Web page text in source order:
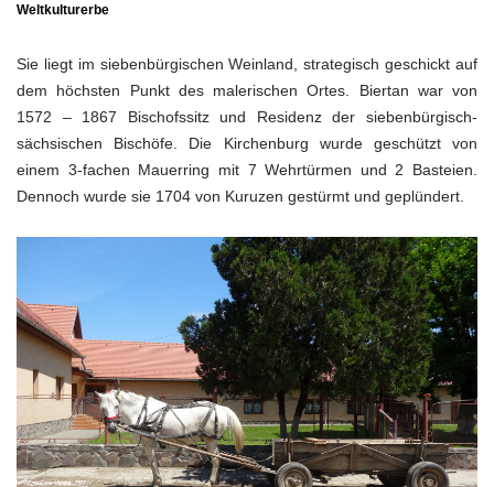
Weltkulturerbe
Sie liegt im siebenbürgischen Weinland, strategisch geschickt auf
dem höchsten Punkt des malerischen Ortes. Biertan war von
1572 – 1867 Bischofssitz und Residenz der siebenbürgisch-
sächsischen Bischöfe. Die Kirchenburg wurde geschützt von
einem 3-fachen Mauerring mit 7 Wehrtürmen und 2 Basteien.
Dennoch wurde sie 1704 von Kuruzen gestürmt und geplündert.